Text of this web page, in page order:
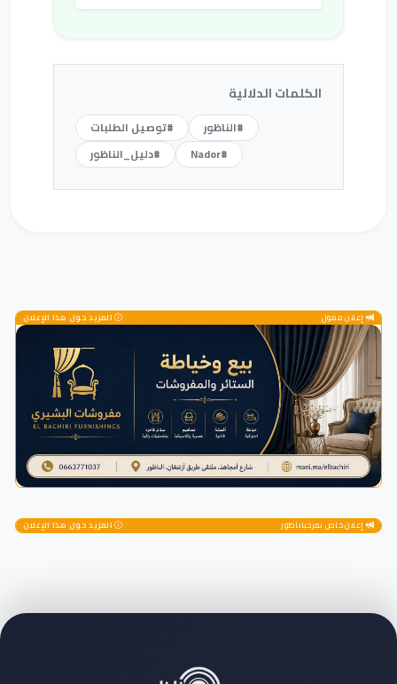
الكلمات الدلالية
#الناظور
#توصيل الطلبات
#Nador
#دليل_الناظور
إعلان ممول المزيد حول هذا الإعلان
إعلان خاص بمرحباناظور المزيد حول هذا الإعلان